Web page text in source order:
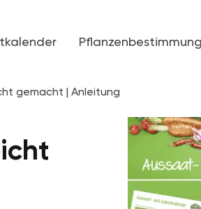
Pflanzenbestimmung
gemacht | Anleitung